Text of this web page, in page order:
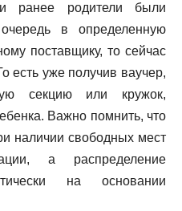
ранее родители были
в определенную
поставщику, то сейчас
есть уже получив ваучер,
секцию или кружок,
Важно помнить, что
наличии свободных мест
а распределение
на основании